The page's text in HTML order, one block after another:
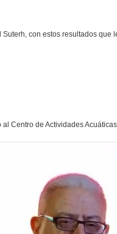
con estos resultados que
Centro de Actividades